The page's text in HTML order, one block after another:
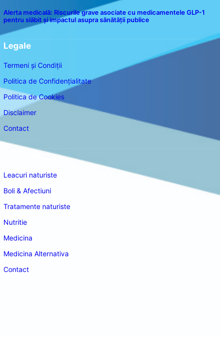
Alerta medicală: Riscurile grave asociate cu medicamentele GLP-1
pentru slăbit și impactul asupra sănătății publice
Legale
Termeni și Condiții
Politica de Confidențialitate
Politica de Cookies
Disclaimer
Contact
Leacuri naturiste
Boli & Afectiuni
Tratamente naturiste
Nutritie
Medicina
Medicina Alternativa
Contact